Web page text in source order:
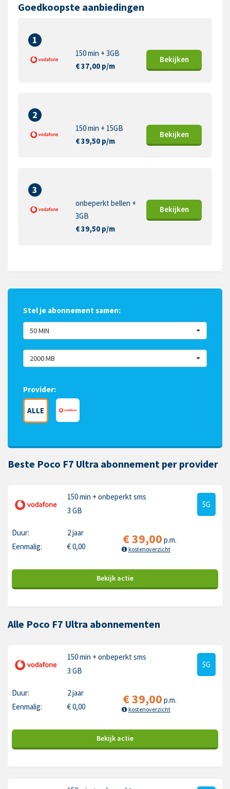
Goedkoopste aanbiedingen
1
150 min + 3GB
€ 37,00 p/m
Bekijken
2
150 min + 15GB
€ 39,50 p/m
Bekijken
3
onbeperkt bellen +
3GB
€ 39,50 p/m
Bekijken
Stel je abonnement samen:
50 MIN
2000 MB
Provider:
ALLE
Beste Poco F7 Ultra abonnement per provider
150 min + onbeperkt sms
3 GB
5G
Duur:
2 jaar
Eenmalig:
€0,00 €39,00 p.m.
kostenoverzicht
Bekijk actie
Alle Poco F7 Ultra abonnementen
150 min + onbeperkt sms
3 GB
5G
Duur:
2 jaar
Eenmalig:
€0,00 €39,00 p.m.
kostenoverzicht
Bekijk actie